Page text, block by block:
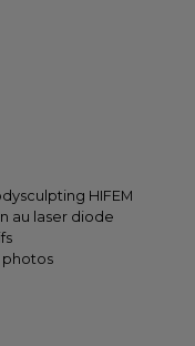
HIFEM
au laser diode
photos